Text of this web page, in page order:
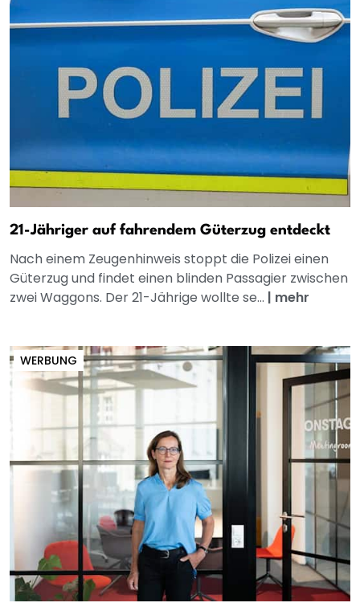
21-Jähriger auf fahrendem Güterzug entdeckt
Nach einem Zeugenhinweis stoppt die Polizei einen
Güterzug und findet einen blinden Passagier zwischen
zwei Waggons. Der 21-Jährige wollte se... | mehr
WERBUNG